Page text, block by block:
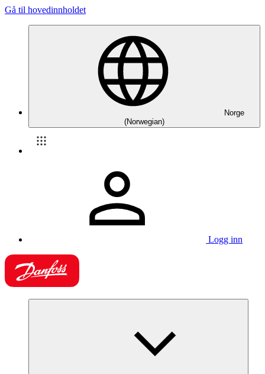
Gå til hovedinnholdet
Norge
(Norwegian)
Logg inn